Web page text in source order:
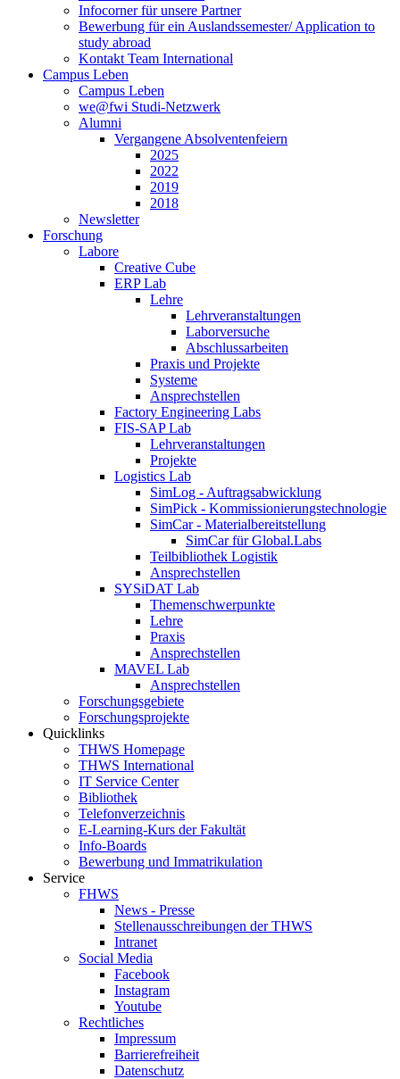
Infocorner für unsere Partner
Bewerbung für ein Auslandssemester/ Application to
study abroad
Kontakt Team International
Campus Leben
Campus Leben
we@fwi Studi-Netzwerk
Alumni
Vergangene Absolventenfeiern
2025
2022
2019
2018
Newsletter
Forschung
Labore
Creative Cube
ERP Lab
Lehre
Lehrveranstaltungen
Laborversuche
Abschlussarbeiten
Praxis und Projekte
Systeme
Ansprechstellen
Factory Engineering Labs
FIS-SAP Lab
Lehrveranstaltungen
Projekte
Logistics Lab
SimLog - Auftragsabwicklung
SimPick - Kommissionierungstechnologie
SimCar - Materialbereitstellung
SimCar für Global.Labs
Teilbibliothek Logistik
Ansprechstellen
SYSiDAT Lab
Themenschwerpunkte
Lehre
Praxis
Ansprechstellen
MAVEL Lab
Ansprechstellen
Forschungsgebiete
Forschungsprojekte
Quicklinks
THWS Homepage
THWS International
IT Service Center
Bibliothek
Telefonverzeichnis
E-Learning-Kurs der Fakultät
Info-Boards
Bewerbung und Immatrikulation
Service
FHWS
News - Presse
Stellenausschreibungen der THWS
Intranet
Social Media
Facebook
Instagram
Youtube
Rechtliches
Impressum
Barrierefreiheit
Datenschutz